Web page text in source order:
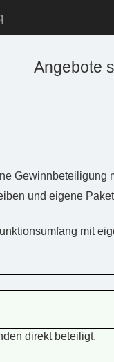
Angebote
Gewinnbeteiligung
und eigene
mit
direkt beteiligt.